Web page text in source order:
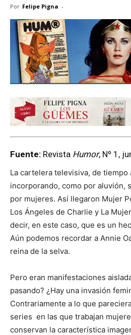
Por Felipe Pigna -
Fuente: Revista Humor, Nº 1,
La cartelera televisiva, de tiempo
incorporando, como por aluvión,
por mujeres. Así llegaron Mujer
Los Ángeles de Charlie y La
decir, en este caso, que es un
Aún podemos recordar a Annie
reina de la selva.
Pero eran manifestaciones
pasando? ¿Hay una invasión
Contrariamente a lo que
series en las que trabajan
conservan la característica